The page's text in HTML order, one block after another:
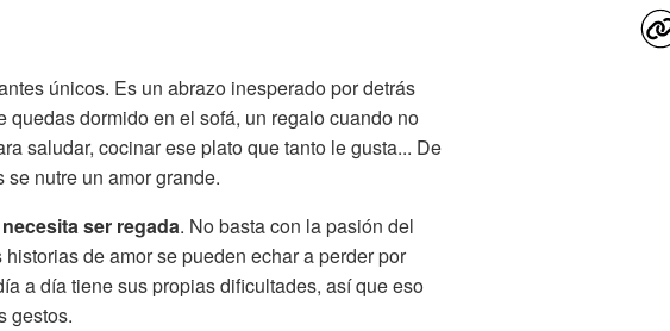
únicos. Es un abrazo inesperado por detrás
quedas dormido en el sofá, un regalo cuando no
saludar, cocinar ese plato que tanto le gusta... De
nutre un amor grande.
ser regada. No basta con la pasión del
de amor se pueden echar a perder por
a día tiene sus propias dificultades, así que eso
gestos.